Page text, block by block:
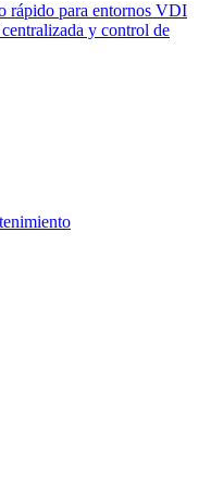
rápido para entornos VDI
y control de